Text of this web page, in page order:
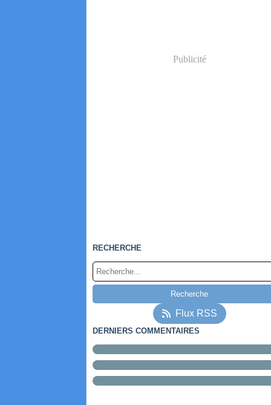
Publicité
RECHERCHE
Flux RSS
DERNIERS COMMENTAIRES